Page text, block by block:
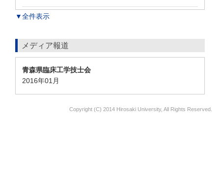
▼全件表示
メディア報道
青森県臨床工学技士会
2016年01月
Copyright (C) 2014 Hirosaki University, All Rights Reserved.